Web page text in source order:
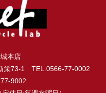
本店
栄73-1 TEL.0566-77-0002
9002